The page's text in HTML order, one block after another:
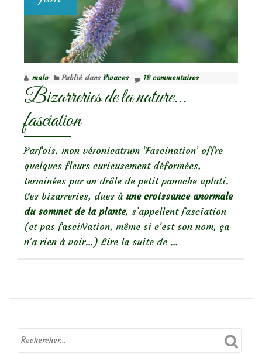
malo Publié dans Vivaces 18 commentaires
Bizarreries de la nature…
fasciation
Parfois, mon véronicatrum ‘Fascination’ offre
quelques fleurs curieusement déformées,
terminées par un drôle de petit panache aplati.
Ces bizarreries, dues à une croissance anormale
du sommet de la plante, s’appellent fasciation
(et pas fasciNation, même si c’est son nom, ça
n’a rien à voir…) Lire la suite de
la
fasciation
…